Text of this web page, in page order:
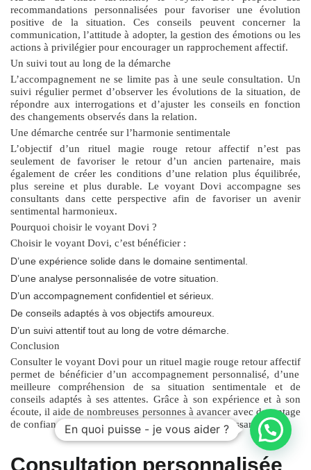
recommandations personnalisées pour favoriser une évolution
positive de la situation. Ces conseils peuvent concerner la
communication, l’attitude à adopter, la gestion des émotions ou les
actions à privilégier pour encourager un rapprochement affectif.
Un suivi tout au long de la démarche
L’accompagnement ne se limite pas à une seule consultation. Un
suivi régulier permet d’observer les évolutions de la situation, de
répondre aux interrogations et d’ajuster les conseils en fonction
des changements observés dans la relation.
Une démarche centrée sur l’harmonie sentimentale
L’objectif d’un rituel magie rouge retour affectif n’est pas
seulement de favoriser le retour d’un ancien partenaire, mais
également de créer les conditions d’une relation plus équilibrée,
plus sereine et plus durable. Le voyant Dovi accompagne ses
consultants dans cette perspective afin de favoriser un avenir
sentimental harmonieux.
Pourquoi choisir le voyant Dovi ?
Choisir le voyant Dovi, c’est bénéficier :
D’une expérience solide dans le domaine sentimental.
D’une analyse personnalisée de votre situation.
D’un accompagnement confidentiel et sérieux.
De conseils adaptés à vos objectifs amoureux.
D’un suivi attentif tout au long de votre démarche.
Conclusion
Consulter le voyant Dovi pour un rituel magie rouge retour affectif
permet de bénéficier d’un accompagnement personnalisé, d’une
meilleure compréhension de sa situation sentimentale et de
conseils adaptés à ses attentes. Grâce à son expérience et à son
écoute, il aide de nombreuses personnes à avancer avec davantage
de confiance vers un avenir amoureux plus épanouissant.
Consultation personnalisée
En quoi puisse - je vous aider ?